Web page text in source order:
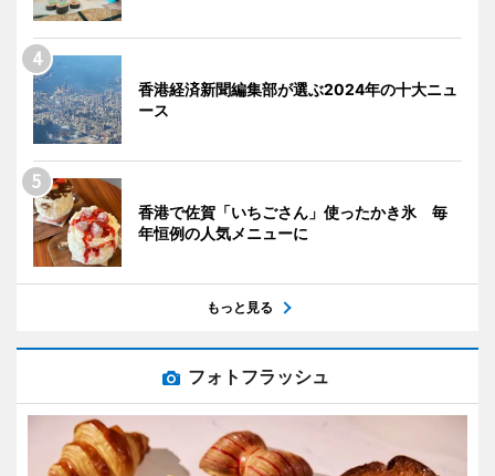
香港経済新聞編集部が選ぶ2024年の十大ニュ
ース
香港で佐賀「いちごさん」使ったかき氷 毎
年恒例の人気メニューに
もっと見る
フォトフラッシュ